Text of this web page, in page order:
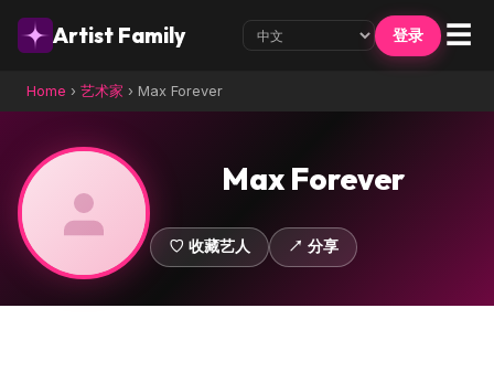
Artist Family 登录 ☰
Home › 艺术家 › Max Forever
Max Forever
♡ 收藏艺人 ↗ 分享